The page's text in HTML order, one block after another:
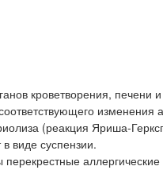
кроветворения, печени
изменения
(реакция Яриша-
виде суспензии.
аллергические